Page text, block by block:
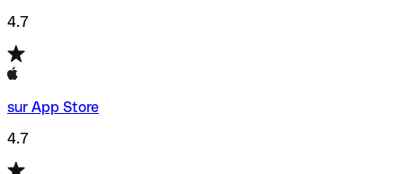
4.7
sur App Store
4.7